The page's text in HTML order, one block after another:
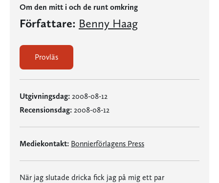
Om den mitt i och de runt omkring
Författare: Benny Haag
Provläs
Utgivningsdag: 2008-08-12
Recensionsdag: 2008-08-12
Mediekontakt: Bonnierförlagens Press
När jag slutade dricka fick jag på mig ett par